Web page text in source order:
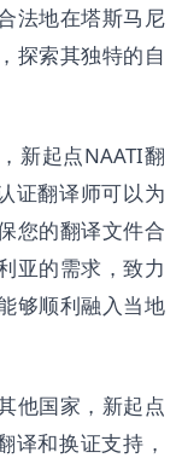
法地在塔斯马尼
探索其独特的自
新起点NAATI翻
证翻译师可以为
您的翻译文件合
亚的需求，致力
够顺利融入当地
他国家，新起点
译和换证支持，